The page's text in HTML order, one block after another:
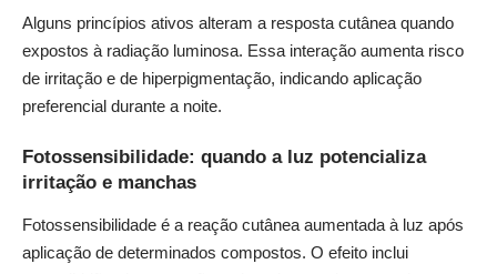
Alguns princípios ativos alteram a resposta cutânea quando
expostos à radiação luminosa. Essa interação aumenta risco
de irritação e de hiperpigmentação, indicando aplicação
preferencial durante a noite.
Fotossensibilidade: quando a luz potencializa
irritação e manchas
Fotossensibilidade é a reação cutânea aumentada à luz após
aplicação de determinados compostos. O efeito inclui